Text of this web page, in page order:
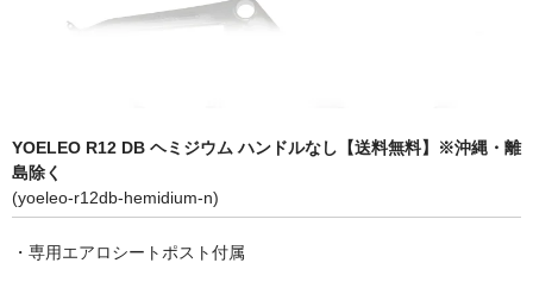
HOME
YOELEO R12 DB ヘミジウム ハンドルなし【送料無料】※沖縄・離
島除く
(yoeleo-r12db-hemidium-n)
・専用エアロシートポスト付属